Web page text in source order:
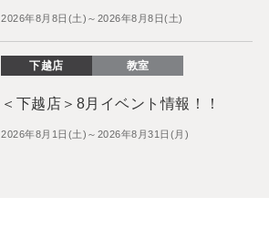
2026年8月8日(土)～2026年8月8日(土)
下越店 教室
＜下越店＞8月イベント情報！！
2026年8月1日(土)～2026年8月31日(月)